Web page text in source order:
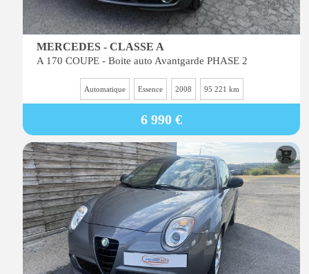
MERCEDES - CLASSE A
A 170 COUPE - Boite auto Avantgarde PHASE 2
Automatique Essence 2008 95 221 km
6 990 €